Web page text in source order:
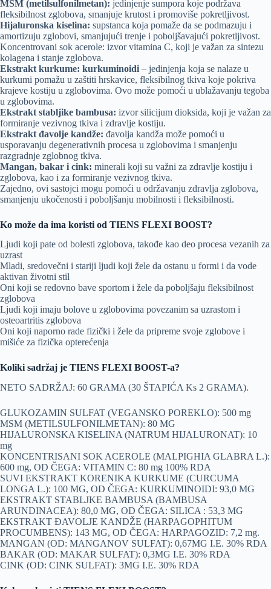
MSM (metilsulfonilmetan): jedinjenje sumpora koje podržava
fleksibilnost zglobova, smanjuje krutost i promoviše pokretljivost.
Hijaluronska kiselina: supstanca koja pomaže da se podmazuju i
amortizuju zglobovi, smanjujući trenje i poboljšavajući pokretljivost.
Koncentrovani sok acerole: izvor vitamina C, koji je važan za sintezu
kolagena i stanje zglobova.
Ekstrakt kurkume: kurkuminoidi – jedinjenja koja se nalaze u
kurkumi pomažu u zaštiti hrskavice, fleksibilnog tkiva koje pokriva
krajeve kostiju u zglobovima. Ovo može pomoći u ublažavanju tegoba
u zglobovima.
Ekstrakt stabljike bambusa: izvor silicijum dioksida, koji je važan za
formiranje vezivnog tkiva i zdravlje kostiju.
Ekstrakt đavolje kandže: đavolja kandža može pomoći u
usporavanju degenerativnih procesa u zglobovima i smanjenju
razgradnje zglobnog tkiva.
Mangan, bakar i cink: minerali koji su važni za zdravlje kostiju i
zglobova, kao i za formiranje vezivnog tkiva.
Zajedno, ovi sastojci mogu pomoći u održavanju zdravlja zglobova,
smanjenju ukočenosti i poboljšanju mobilnosti i fleksibilnosti.
Ko može da ima koristi od TIENS FLEXI BOOST?
Ljudi koji pate od bolesti zglobova, takođe kao deo procesa vezanih za
uzrast
Mladi, sredovečni i stariji ljudi koji žele da ostanu u formi i da vode
aktivan životni stil
Oni koji se redovno bave sportom i žele da poboljšaju fleksibilnost
zglobova
Ljudi koji imaju bolove u zglobovima povezanim sa uzrastom i
osteoartritis zglobova
Oni koji naporno rade fizički i žele da pripreme svoje zglobove i
mišiće za fizička opterećenja
Koliki sadržaj je TIENS FLEXI BOOST-a?
NETO SADRŽAJ: 60 GRAMA (30 ŠTAPIĆA Ks 2 GRAMA).
GLUKOZAMIN SULFAT (VEGANSKO POREKLO): 500 mg
MSM (METILSULFONILMETAN): 80 MG
HIJALURONSKA KISELINA (NATRUM HIJALURONAT): 10
mg
KONCENTRISANI SOK ACEROLE (MALPIGHIA GLABRA L.):
600 mg, OD ČEGA: VITAMIN C: 80 mg 100% RDA
SUVI EKSTRAKT KORENIKA KURKUME (CURCUMA
LONGA L.): 100 MG, OD ČEGA: KURKUMINOIDI: 93,0 MG
EKSTRAKT STABLJKE BAMBUSA (BAMBUSA
ARUNDINACEA): 80,0 MG, OD ČEGA: SILICA : 53,3 MG
EKSTRAKT ĐAVOLJE KANDŽE (HARPAGOPHITUM
PROCUMBENS): 143 MG, OD ČEGA: HARPAGOZID: 7,2 mg.
MANGAN (OD: MANGANOV SULFAT): 0,67MG I.E. 30% RDA
BAKAR (OD: MAKAR SULFAT): 0,3MG I.E. 30% RDA
CINK (OD: CINK SULFAT): 3MG I.E. 30% RDA